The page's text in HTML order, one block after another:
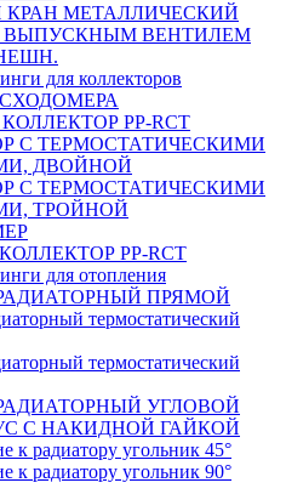
МЕТАЛЛИЧЕСКИЙ
ВЫПУСКНЫМ ВЕНТИЛЕМ
для коллекторов
PP-RCT
С ТЕРМОСТАТИЧЕСКИМИ
ДВОЙНОЙ
С ТЕРМОСТАТИЧЕСКИМИ
ТРОЙНОЙ
PP-RCT
для отопления
ПРЯМОЙ
термостатический
термостатический
УГЛОВОЙ
С НАКИДНОЙ ГАЙКОЙ
к радиатору угольник 45°
к радиатору угольник 90°